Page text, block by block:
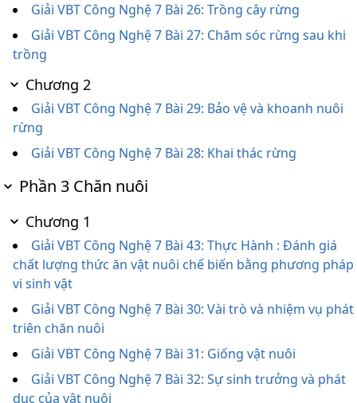
Giải VBT Công Nghệ 7 Bài 26: Trồng cây rừng
Giải VBT Công Nghệ 7 Bài 27: Chăm sóc rừng sau khi
trồng
Chương 2
Giải VBT Công Nghệ 7 Bài 29: Bảo vệ và khoanh nuôi
rừng
Giải VBT Công Nghệ 7 Bài 28: Khai thác rừng
Phần 3 Chăn nuôi
Chương 1
Giải VBT Công Nghệ 7 Bài 43: Thực Hành : Đánh giá
chất lượng thức ăn vật nuôi chế biến bằng phương pháp
vi sinh vật
Giải VBT Công Nghệ 7 Bài 30: Vài trò và nhiệm vụ phát
triên chăn nuôi
Giải VBT Công Nghệ 7 Bài 31: Giống vật nuôi
Giải VBT Công Nghệ 7 Bài 32: Sự sinh trưởng và phát
dục của vật nuôi